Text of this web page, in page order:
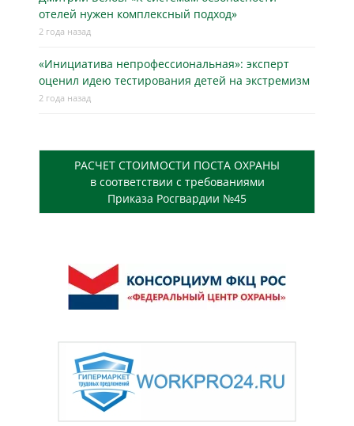
отелей нужен комплексный подход»
2 года назад
«Инициатива непрофессиональная»: эксперт
оценил идею тестирования детей на экстремизм
2 года назад
РАСЧЕТ СТОИМОСТИ ПОСТА ОХРАНЫ
в соответствии с требованиями
Приказа Росгвардии №45